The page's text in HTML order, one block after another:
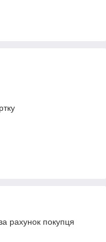
рахунок покупця